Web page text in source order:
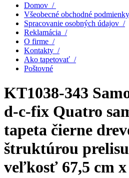
Domov /
Všeobecné obchodné
Spracovanie osobných údajov /
Reklamácia /
O firme /
Kontakty /
Ako tapetovať /
Poštovné
KT1038-343
d-c-fix Quatro
tapeta čierne
štruktúrou
veľkosť 67,5 cm x